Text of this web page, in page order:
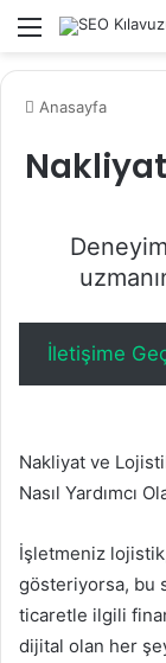
Menü
Anasayfa
İletişime
Nakliyat ve
Nasıl Yardımcı
İşletmeniz
gösteriyorsa, bu
ticaretle ilgili
dijital olan her